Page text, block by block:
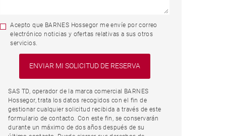
Acepto que BARNES Hossegor me envíe por correo
electrónico noticias y ofertas relativas a sus otros
servicios.
SAS TD, operador de la marca comercial BARNES
Hossegor, trata los datos recogidos con el fin de
gestionar cualquier solicitud recibida a través de este
formulario de contacto. Con este fin, se conservarán
durante un máximo de dos años después de su